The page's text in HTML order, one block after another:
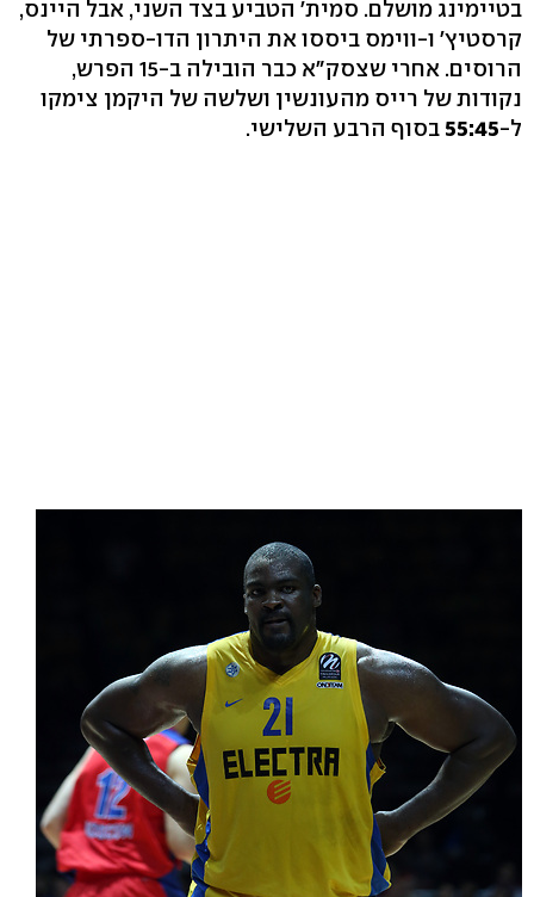
בטיימינג מושלם. סמית' הטביע בצד השני, אבל היינס,
קרסטיץ' ו-ווימס ביססו את היתרון הדו-ספרתי של
הרוסים. אחרי שצסק"א כבר הובילה ב-15 הפרש,
נקודות של רייס מהעונשין ושלשה של היקמן צימקו
ל-55:45 בסוף הרבע השלישי.